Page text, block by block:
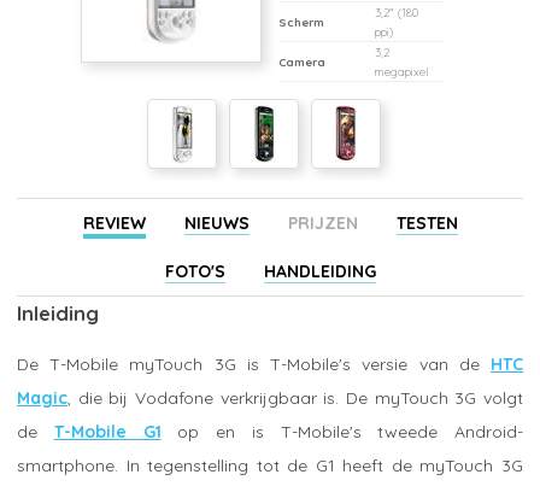
Scherm
3,2" (180
ppi)
Camera
3,2
megapixel
REVIEW NIEUWS PRIJZEN TESTEN
FOTO'S HANDLEIDING
Inleiding
De T-Mobile myTouch 3G is T-Mobile's versie van de HTC
Magic , die bij Vodafone verkrijgbaar is. De myTouch 3G volgt
de T-Mobile G1 op en is T-Mobile's tweede Android-
smartphone. In tegenstelling tot de G1 heeft de myTouch 3G